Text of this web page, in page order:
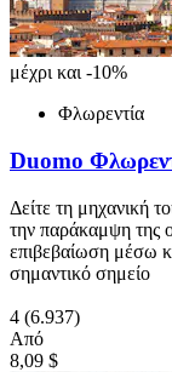
μέχρι και -10%
Φλωρεντία
Duomo
Δείτε τη μηχανική
την παράκαμψη της
επιβεβαίωση μέσω
σημαντικό σημείο
4 (6.937)
Από
8,09 $